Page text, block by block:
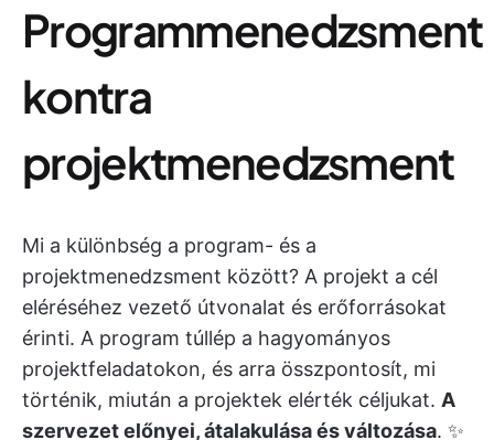
Programmenedzsment
kontra
projektmenedzsment
Mi a különbség a program- és a
projektmenedzsment között? A projekt a cél
eléréséhez vezető útvonalat és erőforrásokat
érinti. A program túllép a hagyományos
projektfeladatokon, és arra összpontosít, mi
történik, miután a projektek elérték céljukat. A
szervezet előnyei, átalakulása és változása. ✨